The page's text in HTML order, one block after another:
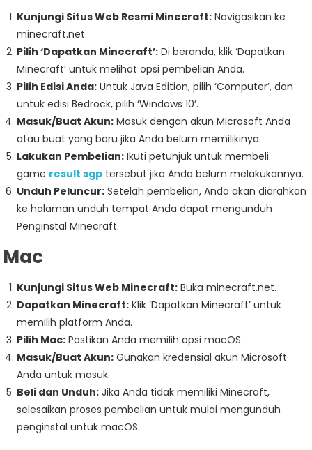
Kunjungi Situs Web Resmi Minecraft: Navigasikan ke
minecraft.net.
Pilih ‘Dapatkan Minecraft’: Di beranda, klik ‘Dapatkan
Minecraft’ untuk melihat opsi pembelian Anda.
Pilih Edisi Anda: Untuk Java Edition, pilih ‘Computer’, dan
untuk edisi Bedrock, pilih ‘Windows 10’.
Masuk/Buat Akun: Masuk dengan akun Microsoft Anda
atau buat yang baru jika Anda belum memilikinya.
Lakukan Pembelian: Ikuti petunjuk untuk membeli
game result sgp tersebut jika Anda belum melakukannya.
Unduh Peluncur: Setelah pembelian, Anda akan diarahkan
ke halaman unduh tempat Anda dapat mengunduh
Penginstal Minecraft.
Mac
Kunjungi Situs Web Minecraft: Buka minecraft.net.
Dapatkan Minecraft: Klik ‘Dapatkan Minecraft’ untuk
memilih platform Anda.
Pilih Mac: Pastikan Anda memilih opsi macOS.
Masuk/Buat Akun: Gunakan kredensial akun Microsoft
Anda untuk masuk.
Beli dan Unduh: Jika Anda tidak memiliki Minecraft,
selesaikan proses pembelian untuk mulai mengunduh
penginstal untuk macOS.